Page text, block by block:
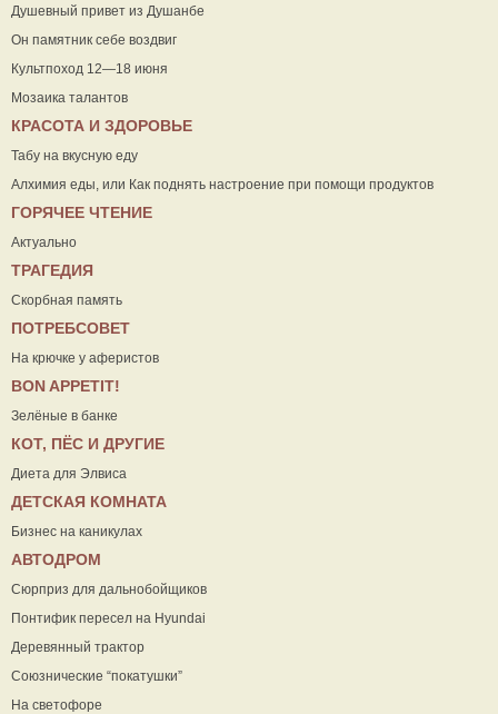
Душевный привет из Душанбе
Он памятник себе воздвиг
Культпоход 12—18 июня
Мозаика талантов
КРАСОТА И ЗДОРОВЬЕ
Табу на вкусную еду
Алхимия еды, или Как поднять настроение при помощи продуктов
ГОРЯЧЕЕ ЧТЕНИЕ
Актуально
ТРАГЕДИЯ
Скорбная память
ПОТРЕБСОВЕТ
На крючке у аферистов
ВON APPETIT!
Зелёные в банке
КОТ, ПЁС И ДРУГИЕ
Диета для Элвиса
ДЕТСКАЯ КОМНАТА
Бизнес на каникулах
АВТОДРОМ
Сюрприз для дальнобойщиков
Понтифик пересел на Hyundai
Деревянный трактор
Союзнические “покатушки”
На светофоре